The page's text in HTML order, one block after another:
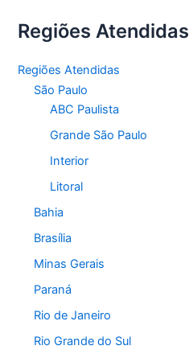
Regiões Atendidas
Regiões Atendidas
São Paulo
ABC Paulista
Grande São Paulo
Interior
Litoral
Bahia
Brasília
Minas Gerais
Paraná
Rio de Janeiro
Rio Grande do Sul